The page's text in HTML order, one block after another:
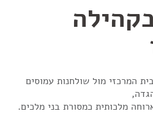
המרכזי מול שולחנות עמוסים
מלכותית כמסורת בני מלכים.